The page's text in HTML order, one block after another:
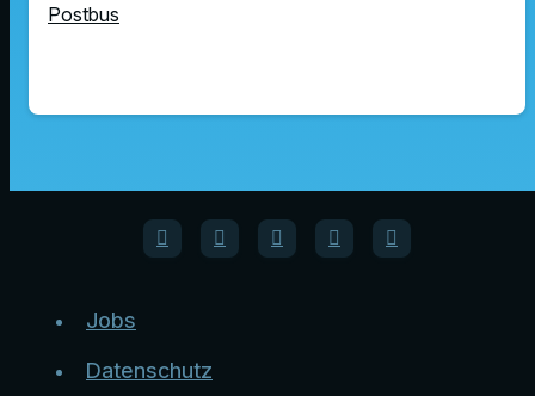
Postbus
Jobs
Datenschutz